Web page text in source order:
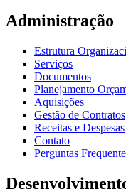
Administração
Estrutura
Serviços
Documentos
Planejamento
Aquisições
Gestão de Contratos
Receitas e Despesas
Contato
Perguntas